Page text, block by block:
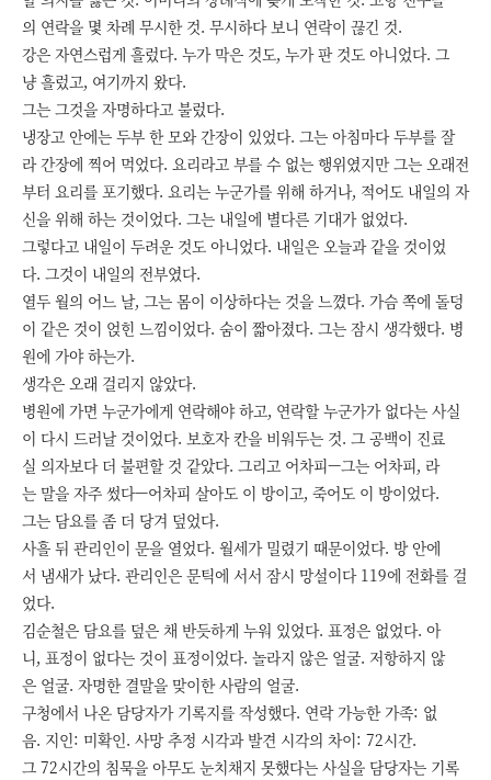
의 연락을 몇 차례 무시한 것. 무시하다 보니 연락이 끊긴 것.
강은 자연스럽게 흘렀다. 누가 막은 것도, 누가 판 것도 아니었다. 그
냥 흘렀고, 여기까지 왔다.
그는 그것을 자명하다고 불렀다.
냉장고 안에는 두부 한 모와 간장이 있었다. 그는 아침마다 두부를 잘
라 간장에 찍어 먹었다. 요리라고 부를 수 없는 행위였지만 그는 오래전
부터 요리를 포기했다. 요리는 누군가를 위해 하거나, 적어도 내일의 자
신을 위해 하는 것이었다. 그는 내일에 별다른 기대가 없었다.
그렇다고 내일이 두려운 것도 아니었다. 내일은 오늘과 같을 것이었
다. 그것이 내일의 전부였다.
열두 월의 어느 날, 그는 몸이 이상하다는 것을 느꼈다. 가슴 쪽에 돌덩
이 같은 것이 얹힌 느낌이었다. 숨이 짧아졌다. 그는 잠시 생각했다. 병
원에 가야 하는가.
생각은 오래 걸리지 않았다.
병원에 가면 누군가에게 연락해야 하고, 연락할 누군가가 없다는 사실
이 다시 드러날 것이었다. 보호자 칸을 비워두는 것. 그 공백이 진료
실 의자보다 더 불편할 것 같았다. 그리고 어차피—그는 어차피, 라
는 말을 자주 썼다—어차피 살아도 이 방이고, 죽어도 이 방이었다.
그는 담요를 좀 더 당겨 덮었다.
사흘 뒤 관리인이 문을 열었다. 월세가 밀렸기 때문이었다. 방 안에
서 냄새가 났다. 관리인은 문틱에 서서 잠시 망설이다 119에 전화를 걸
었다.
김순철은 담요를 덮은 채 반듯하게 누워 있었다. 표정은 없었다. 아
니, 표정이 없다는 것이 표정이었다. 놀라지 않은 얼굴. 저항하지 않
은 얼굴. 자명한 결말을 맞이한 사람의 얼굴.
구청에서 나온 담당자가 기록지를 작성했다. 연락 가능한 가족: 없
음. 지인: 미확인. 사망 추정 시각과 발견 시각의 차이: 72시간.
그 72시간의 침묵을 아무도 눈치채지 못했다는 사실을 담당자는 기록